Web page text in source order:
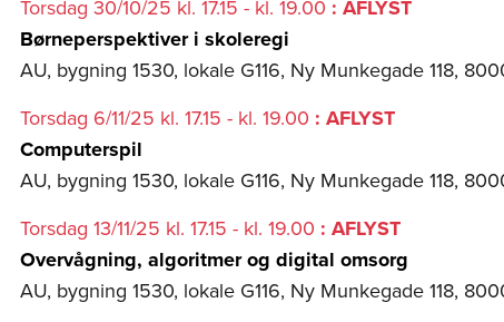
Torsdag 30/10/25 kl. 17.15 - kl. 19.00 : AFLYST
Børneperspektiver i skoleregi
AU, bygning 1530, lokale G116, Ny Munkegade 118,
Torsdag 6/11/25 kl. 17.15 - kl. 19.00 : AFLYST
Computerspil
AU, bygning 1530, lokale G116, Ny Munkegade 118,
Torsdag 13/11/25 kl. 17.15 - kl. 19.00 : AFLYST
Overvågning, algoritmer og digital omsorg
AU, bygning 1530, lokale G116, Ny Munkegade 118,